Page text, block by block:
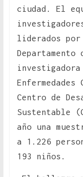
ciudad. El
liderados por
Departamento
investigadora
Centro de
Sustentable
año una
a 1.226
193 niños.